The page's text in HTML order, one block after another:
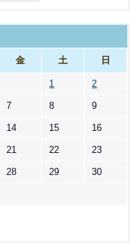
金 土 日
1 2
7 8 9
14 15 16
21 22 23
28 29 30